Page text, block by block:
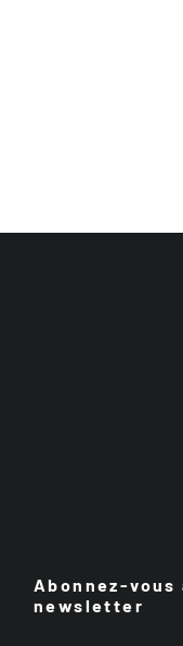
Abonnez-vous
newsletter